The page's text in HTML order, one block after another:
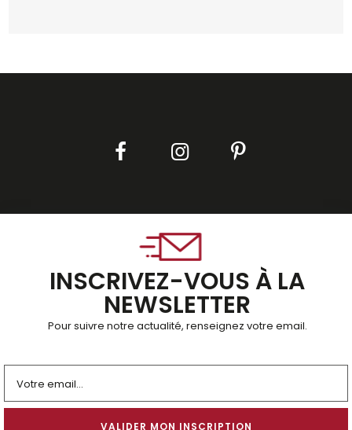
INSCRIVEZ-VOUS À LA
NEWSLETTER
Pour suivre notre actualité, renseignez votre email.